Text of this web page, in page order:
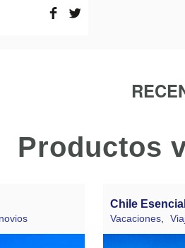
Productos
Chile Esencial
Vacaciones,